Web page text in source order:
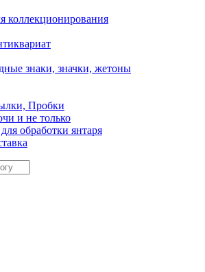
коллекционирования
знаки, значки, жетоны
Пробки
и не только
обработки янтаря